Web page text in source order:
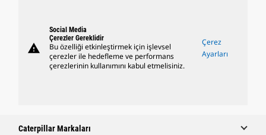
warning
Social Media
Çerezler Gereklidir
Bu özelliği etkinleştirmek için işlevsel
çerezler ile hedefleme ve performans
çerezlerinin kullanımını kabul etmelisiniz.
Çerez
Ayarları
Caterpillar Markaları